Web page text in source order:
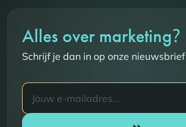
Alles over marketing?
Schrijf je dan in op onze nieuwsbrief